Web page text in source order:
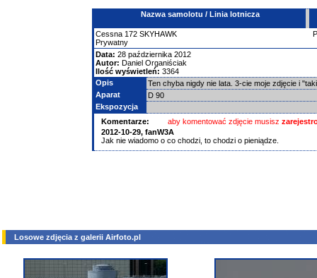
Nazwa samolotu / Linia lotnicza
Cessna 172 SKYHAWK
Prywatny
Data: 28 października 2012
Autor: Daniel Organiściak
Ilość wyświetleń: 3364
Opis
Ten chyba nigdy nie lata. 3-cie moje zdjęcie i
Aparat
D 90
Ekspozycja
Komentarze:
aby komentować zdjęcie musisz
2012-10-29, fanW3A
Jak nie wiadomo o co chodzi, to chodzi o pieniądze.
Losowe zdjęcia z galerii Airfoto.pl